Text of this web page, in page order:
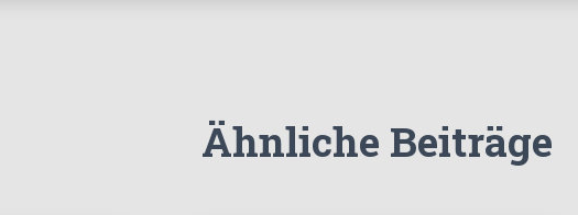
Ähnliche Beiträge